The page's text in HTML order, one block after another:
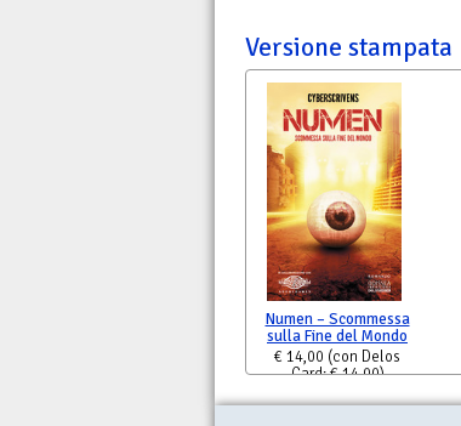
Versione stampata
Numen – Scommessa
sulla Fine del Mondo
€ 14,00 (con Delos
Card: € 14,00)